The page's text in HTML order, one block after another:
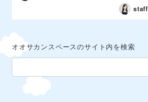
staff
オオサカンスペースのサイト内を検索